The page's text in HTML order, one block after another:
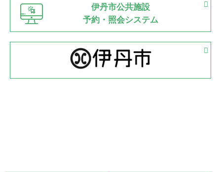
2022.06.12
県知事杯争奪バレーボール大会が開催
緑ケ丘体育館
2022.05.05
体育協会長杯 バドミントン競技の部
2022.05.22
伊丹市公共施設
予約・照会システム